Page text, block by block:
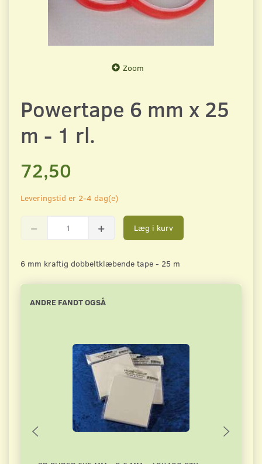
Zoom
Powertape 6 mm x 25
m - 1 rl.
72,50
Leveringstid er 2-4 dag(e)
Læg i kurv
6 mm kraftig dobbeltklæbende tape - 25 m
ANDRE FANDT OGSÅ